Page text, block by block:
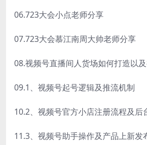
06.723大会小点老师分享
07.723大会慕江南周大帅老师分享
08.视频号直播间人货场如何打造以
09.1、视频号起号逻辑及推流机制
10.2、视频号官方小店注册流程及后
11.3、视频号助手操作及产品上新发